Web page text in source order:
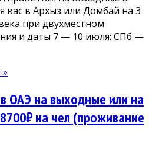
вас в Архыз или Домбай на 3
при двухместном
и даты 7 — 10 июля: СПб —
ОАЭ на выходные или на
на чел (проживание